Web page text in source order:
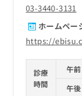
03-3440-3131
ホームペー
https://
診療
時間
午前
午後